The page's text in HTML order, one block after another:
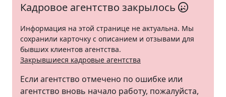
Кадровое агентство закрылось
Информация на этой странице не актуальна. Мы
сохранили карточку с описанием и отзывами для
бывших клиентов агентства.
Закрывшиеся кадровые агентства
Если агентство отмечено по ошибке или
агентство вновь начало работу, пожалуйста,